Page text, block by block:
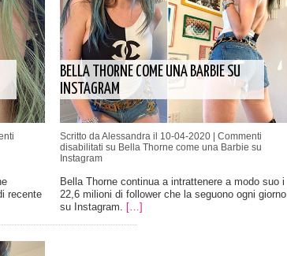
recente
BELLA THORNE COME UNA BARBIE SU
INSTAGRAM
Scritto da Alessandra il 10-04-2020 | Commenti
disabilitati su Bella Thorne come una Barbie su
Instagram
Bella Thorne continua a intrattenere a modo suo i
22,6 milioni di follower che la seguono ogni giorno
su Instagram. […]